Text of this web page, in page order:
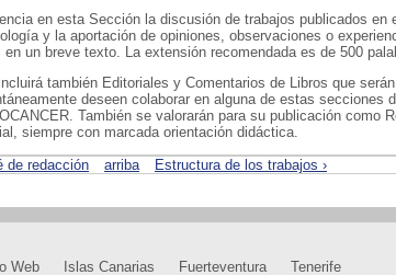
en esta Sección la discusión de trabajos publicados en
y la aportación de opiniones, observaciones o
un breve texto. La extensión recomendada es de 500
también Editoriales y Comentarios de Libros que
deseen colaborar en alguna de estas secciones
También se valorarán para su publicación como
siempre con marcada orientación didáctica.
de redacción
arriba Estructura de los trabajos ›
Web Islas Canarias Fuerteventura Tenerife